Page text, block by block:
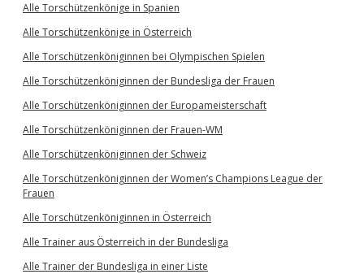
Alle Torschützenkönige in Spanien
Alle Torschützenkönige in Österreich
Alle Torschützenköniginnen bei Olympischen Spielen
Alle Torschützenköniginnen der Bundesliga der Frauen
Alle Torschützenköniginnen der Europameisterschaft
Alle Torschützenköniginnen der Frauen-WM
Alle Torschützenköniginnen der Schweiz
Alle Torschützenköniginnen der Women’s Champions League der
Frauen
Alle Torschützenköniginnen in Österreich
Alle Trainer aus Österreich in der Bundesliga
Alle Trainer der Bundesliga in einer Liste